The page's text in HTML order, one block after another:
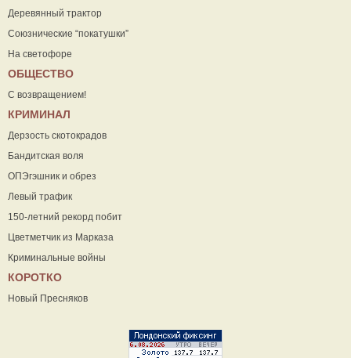
Деревянный трактор
Союзнические “покатушки”
На светофоре
ОБЩЕСТВО
С возвращением!
КРИМИНАЛ
Дерзость скотокрадов
Бандитская воля
ОПЭгэшник и обрез
Левый трафик
150-летний рекорд побит
Цветметчик из Марказа
Криминальные войны
КОРОТКО
Новый Пресняков